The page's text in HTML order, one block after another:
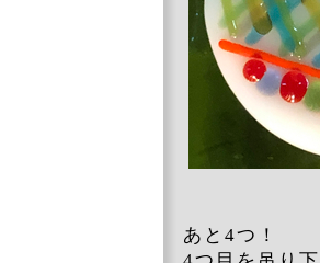
あと4つ！